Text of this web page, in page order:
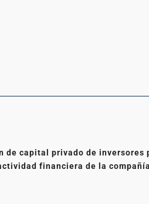
de capital privado de
financiera de la